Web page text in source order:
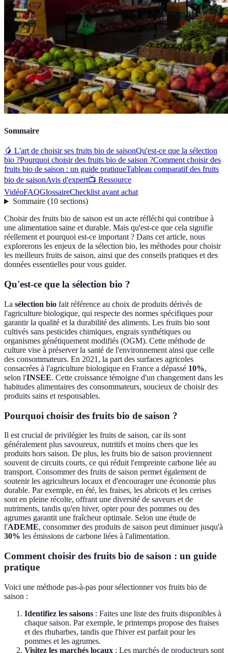
Sommaire
🥭 L'art de choisir ses fruits bio de saisonQu'est-ce que la sélection
bio ?Pourquoi choisir des fruits bio de saison ?Comment choisir des
fruits bio de saison : un guide pratiqueTableau comparatif des fruits
bio de saisonAvis d'expert📺 Ressource
VidéoFAQGlossaireChecklist avant achat
Sommaire(10 sections)
Choisir des fruits bio de saison est un acte réfléchi qui contribue à
une alimentation saine et durable. Mais qu'est-ce que cela signifie
réellement et pourquoi est-ce important ? Dans cet article, nous
explorerons les enjeux de la sélection bio, les méthodes pour choisir
les meilleurs fruits de saison, ainsi que des conseils pratiques et des
données essentielles pour vous guider.
Qu'est-ce que la sélection bio ?
La sélection bio fait référence au choix de produits dérivés de
l'agriculture biologique, qui respecte des normes spécifiques pour
garantir la qualité et la durabilité des aliments. Les fruits bio sont
cultivés sans pesticides chimiques, engrais synthétiques ou
organismes génétiquement modifiés (OGM). Cette méthode de
culture vise à préserver la santé de l'environnement ainsi que celle
des consommateurs. En 2021, la part des surfaces agricoles
consacrées à l'agriculture biologique en France a dépassé 10%,
selon l'INSEE. Cette croissance témoigne d'un changement dans les
habitudes alimentaires des consommateurs, soucieux de choisir des
produits sains et responsables.
Pourquoi choisir des fruits bio de saison ?
Il est crucial de privilégier les fruits de saison, car ils sont
généralement plus savoureux, nutritifs et moins chers que les
produits hors saison. De plus, les fruits bio de saison proviennent
souvent de circuits courts, ce qui réduit l'empreinte carbone liée au
transport. Consommer des fruits de saison permet également de
soutenir les agriculteurs locaux et d'encourager une économie plus
durable. Par exemple, en été, les fraises, les abricots et les cerises
sont en pleine récolte, offrant une diversité de saveurs et de
nutriments, tandis qu'en hiver, opter pour des pommes ou des
agrumes garantit une fraîcheur optimale. Selon une étude de
l'ADEME, consommer des produits de saison peut diminuer jusqu'à
30% les émissions de carbone liées à l'alimentation.
Comment choisir des fruits bio de saison : un guide
pratique
Voici une méthode pas-à-pas pour sélectionner vos fruits bio de
saison :
Identifiez les saisons : Faites une liste des fruits disponibles à
chaque saison. Par exemple, le printemps propose des fraises
et des rhubarbes, tandis que l'hiver est parfait pour les
pommes et les agrumes.
Visitez les marchés locaux : Les marchés de producteurs sont